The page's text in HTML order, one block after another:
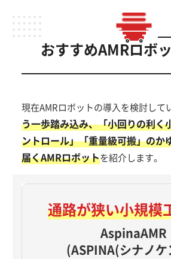
おすすめAMRロボ
現在AMRロボットの導入を検討して
う一歩踏み込み、「小回りの利く
ントロール」「重量級可搬」のか
届くAMRロボットを紹介します。
通路が狭い小規模
AspinaAMR
(ASPINA(シナノ